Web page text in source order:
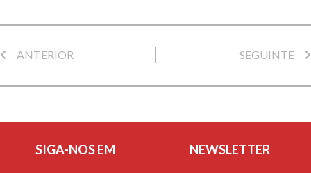
ANTERIOR SEGUINTE
SIGA-NOS EM NEWSLETTER